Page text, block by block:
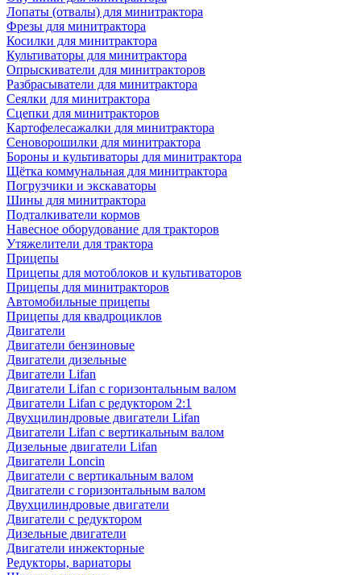
Лопаты (отвалы) для минитрактора
Фрезы для минитрактора
Косилки для минитрактора
Культиваторы для минитрактора
Опрыскиватели для минитракторов
Разбрасыватели для минитрактора
Сеялки для минитрактора
Сцепки для минитракторов
Картофелесажалки для минитрактора
Сеноворошилки для минитрактора
Бороны и культиваторы для минитрактора
Щётка коммунальная для минитрактора
Погрузчики и экскаваторы
Шины для минитрактора
Подталкиватели кормов
Навесное оборудование для тракторов
Утяжелители для трактора
Прицепы
Прицепы для мотоблоков и культиваторов
Прицепы для минитракторов
Автомобильные прицепы
Прицепы для квадроциклов
Двигатели
Двигатели бензиновые
Двигатели дизельные
Двигатели Lifan
Двигатели Lifan с горизонтальным валом
Двигатели Lifan с редуктором 2:1
Двухцилиндровые двигатели Lifan
Двигатели Lifan с вертикальным валом
Дизельные двигатели Lifan
Двигатели Loncin
Двигатели с вертикальным валом
Двигатели с горизонтальным валом
Двухцилиндровые двигатели
Двигатели с редуктором
Дизельные двигатели
Двигатели инжекторные
Редукторы, вариаторы